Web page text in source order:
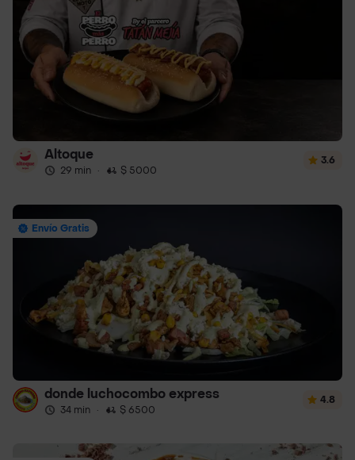
Altoque
29 min · $ 5000
3.6
Envío Gratis
donde luchocombo express
34 min · $ 6500
4.8